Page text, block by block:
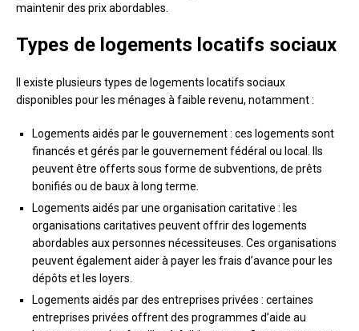
maintenir des prix abordables.
Types de logements locatifs sociaux
Il existe plusieurs types de logements locatifs sociaux
disponibles pour les ménages à faible revenu, notamment :
Logements aidés par le gouvernement : ces logements sont
financés et gérés par le gouvernement fédéral ou local. Ils
peuvent être offerts sous forme de subventions, de prêts
bonifiés ou de baux à long terme.
Logements aidés par une organisation caritative : les
organisations caritatives peuvent offrir des logements
abordables aux personnes nécessiteuses. Ces organisations
peuvent également aider à payer les frais d’avance pour les
dépôts et les loyers.
Logements aidés par des entreprises privées : certaines
entreprises privées offrent des programmes d’aide au